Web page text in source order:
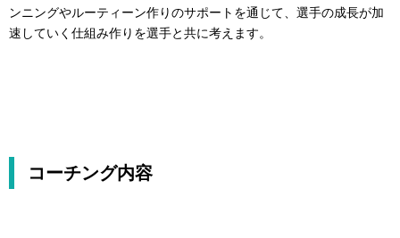
ンニングやルーティーン作りのサポートを通じて、選手の成長が加
速していく仕組み作りを選手と共に考えます。
コーチング内容